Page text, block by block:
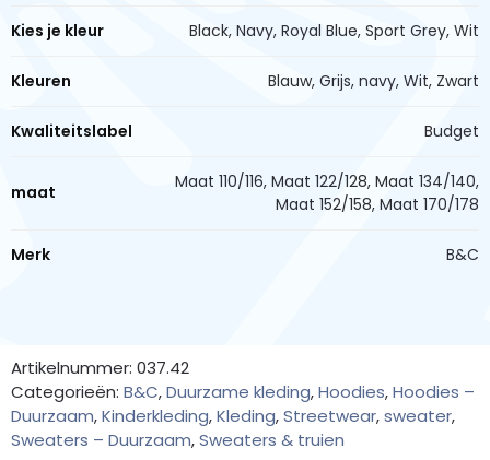
Kies je kleur Black, Navy, Royal Blue, Sport Grey, Wit
Kleuren Blauw, Grijs, navy, Wit, Zwart
Kwaliteitslabel Budget
maat
Maat 110/116, Maat 122/128, Maat 134/140,
Maat 152/158, Maat 170/178
Merk B&C
Artikelnummer: 037.42
Categorieën: B&C,Duurzame kleding,Hoodies,Hoodies –
Duurzaam,Kinderkleding,Kleding,Streetwear,sweater,
Sweaters – Duurzaam,Sweaters & truien